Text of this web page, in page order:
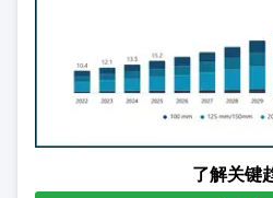
了解关键